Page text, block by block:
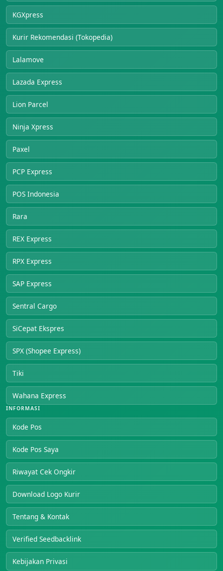
KGXpress
Kurir Rekomendasi (Tokopedia)
Lalamove
Lazada Express
Lion Parcel
Ninja Xpress
Paxel
PCP Express
POS Indonesia
Rara
REX Express
RPX Express
SAP Express
Sentral Cargo
SiCepat Ekspres
SPX (Shopee Express)
Tiki
Wahana Express
INFORMASI
Kode Pos
Kode Pos Saya
Riwayat Cek Ongkir
Download Logo Kurir
Tentang & Kontak
Verified Seedbacklink
Kebijakan Privasi